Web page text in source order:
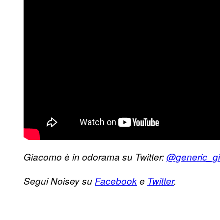
​Giacomo è in odorama su Twitter:
Segui Noisey suFacebooke Twitter.